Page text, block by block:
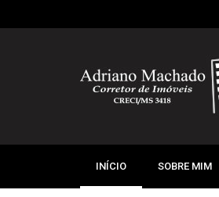
INÍCIO SOBRE MIM